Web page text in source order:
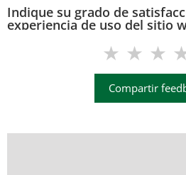
Indique su grado de
experiencia de uso del sitio